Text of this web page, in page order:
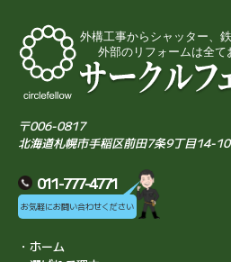
〒006-0817
北海道札幌市手稲区前田7条9丁目14-10
011-777-4771
お気軽にお問い合わせください
・ホーム